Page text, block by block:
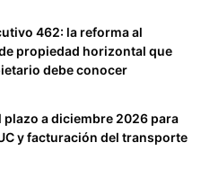
462: la reforma al
propiedad horizontal que
debe conocer
plazo a diciembre 2026 para
y facturación del transporte